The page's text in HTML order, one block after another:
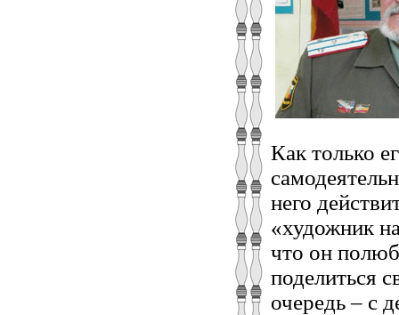
Как только
него
«художник
что он
поделиться
очередь – с